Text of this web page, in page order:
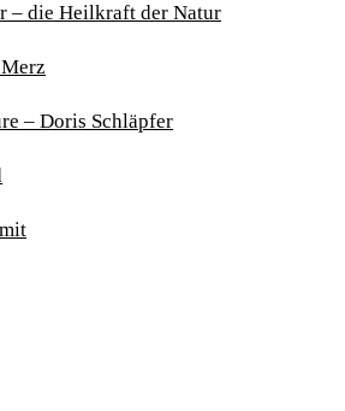
– die Heilkraft der Natur
– Doris Schläpfer